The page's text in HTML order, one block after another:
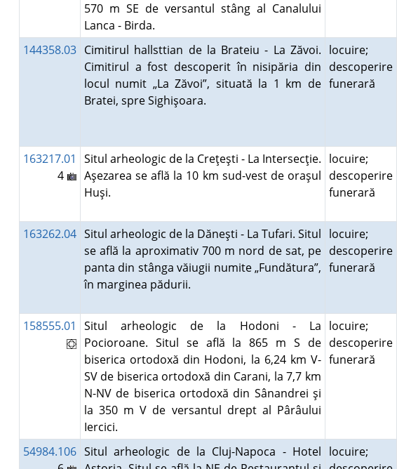
570 m SE de versantul stâng al Canalului
Lanca - Birda.
144358.03 Cimitirul hallsttian de la Brateiu - La Zăvoi.
Cimitirul a fost descoperit în nisipăria din
locul numit „La Zăvoi”, situată la 1 km de
Bratei, spre Sighişoara.
locuire;
descoperire
funerară
163217.01
4
Situl arheologic de la Creţeşti - La Intersecţie.
Aşezarea se află la 10 km sud-vest de oraşul
Huşi.
locuire;
descoperire
funerară
163262.04 Situl arheologic de la Dăneşti - La Tufari. Situl
se află la aproximativ 700 m nord de sat, pe
panta din stânga văiugii numite „Fundătura”,
în marginea pădurii.
locuire;
descoperire
funerară
158555.01
Situl arheologic de la Hodoni - La
Pocioroane. Situl se află la 865 m S de
biserica ortodoxă din Hodoni, la 6,24 km V-
SV de biserica ortodoxă din Carani, la 7,7 km
N-NV de biserica ortodoxă din Sânandrei şi
la 350 m V de versantul drept al Pârâului
Iercici.
locuire;
descoperire
funerară
54984.106 Situl arheologic de la Cluj-Napoca - Hotel locuire;